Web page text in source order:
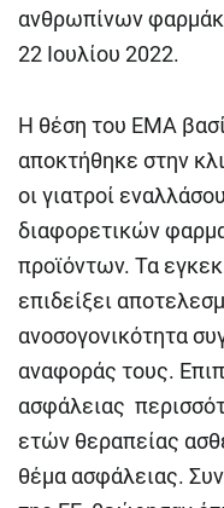
ανθρωπίνων
22 Ιουλίου 2022.
Η θέση του ΕΜΑ
αποκτήθηκε στην
οι γιατροί
διαφορετικών
προϊόντων. Τα
επιδείξει
ανοσογονικότητα
αναφοράς τους.
ασφάλειας
ετών θεραπείας
θέμα ασφάλειας.